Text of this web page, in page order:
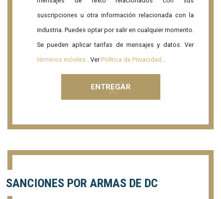
suscripciones u otra información relacionada con la
industria. Puedes optar por salir en cualquier momento.
Se pueden aplicar tarifas de mensajes y datos. Ver
términos móviles . VerPolítica de Privacidad
SANCIONES POR ARMAS DE DC